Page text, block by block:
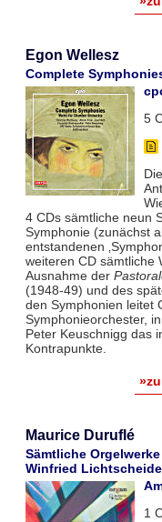
Egon Wellesz
Complete
5
4 CDs sämtliche neun
Symphonie (zunächst
entstandenen
weiteren CD sämtliche
Ausnahme der
(1948-49) und des
den Symphonien leitet
Symphonieorchester,
Peter Keuschnigg das
Kontrapunkte.
Maurice Duruflé
Sämtliche Orgelwerke
Winfried
1